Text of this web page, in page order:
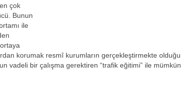
çok
Bunun
ile
korumak resmî kurumların gerçekleştirmekte olduğu
vadeli bir çalışma gerektiren “trafik eğitimi” ile mümkün